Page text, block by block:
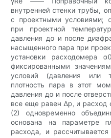
внутренней стенки трубы,
с проектными
при проектной
давления до и после
насыщенного пара при
установки
фиксированными
условий (давления или
плотность пара в этот
давления до и после
все еще равен Δp, и расход
(2) одновременно
основана на параметре
расхода, и